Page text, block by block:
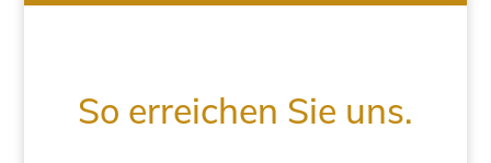
So erreichen Sie uns.